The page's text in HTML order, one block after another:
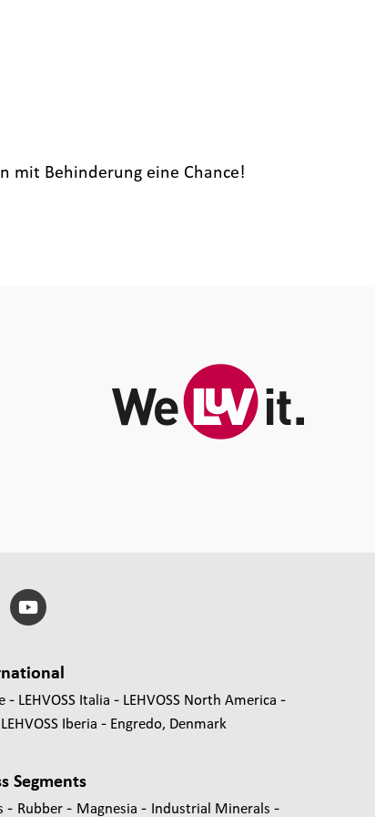
mit Behinderung eine Chance!
LEHVOSS Italia
LEHVOSS North America
LEHVOSS Iberia Engredo, Denmark
Segments
- Rubber - Magnesia - Industrial Minerals -